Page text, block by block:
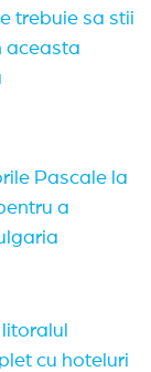
trebuie sa stii
aceasta
Pascale la
a
cu hoteluri